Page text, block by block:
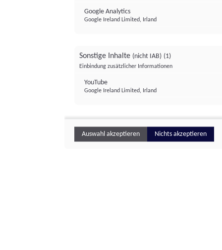
Google Analytics
Google Ireland Limited, Irland
Sonstige Inhalte (nicht IAB) (1)
Einbindung zusätzlicher Informationen
YouTube
Google Ireland Limited, Irland
Auswahl akzeptieren Nichts akzeptieren